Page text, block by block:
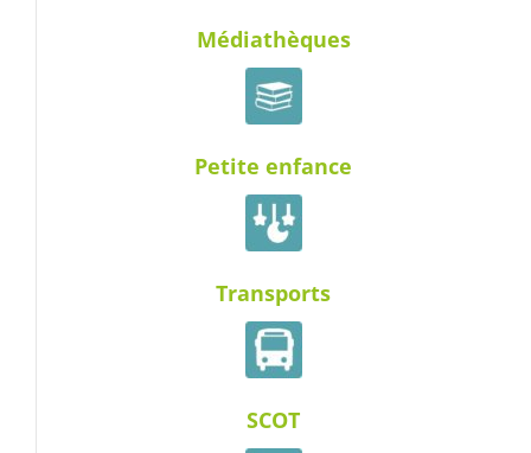
Médiathèques
Petite enfance
Transports
SCOT